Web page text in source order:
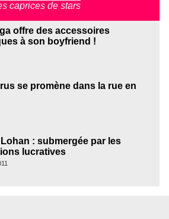
caprices de stars
offre des accessoires
à son boyfriend !
se promène dans la rue en
: submergée par les
lucratives